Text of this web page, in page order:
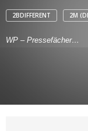
2BDIFFERENT 2M
WP – Pressefächer…